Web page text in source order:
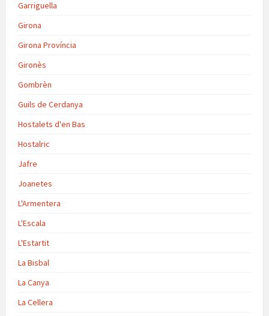
Garriguella
Girona
Girona Província
Gironès
Gombrèn
Guils de Cerdanya
Hostalets d'en Bas
Hostalric
Jafre
Joanetes
L'Armentera
L'Escala
L'Estartit
La Bisbal
La Canya
La Cellera